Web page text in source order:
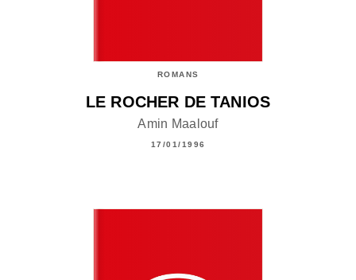
ROMANS
LE ROCHER DE TANIOS
Amin Maalouf
17/01/1996